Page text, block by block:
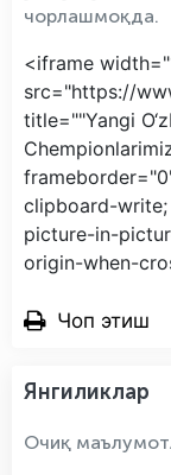
чорлашмоқда.
<iframe
src="https://
title=""Yangi
clipboard-
picture-in-
origin-when-
Чоп этиш
Янгиликлар
Очиқ